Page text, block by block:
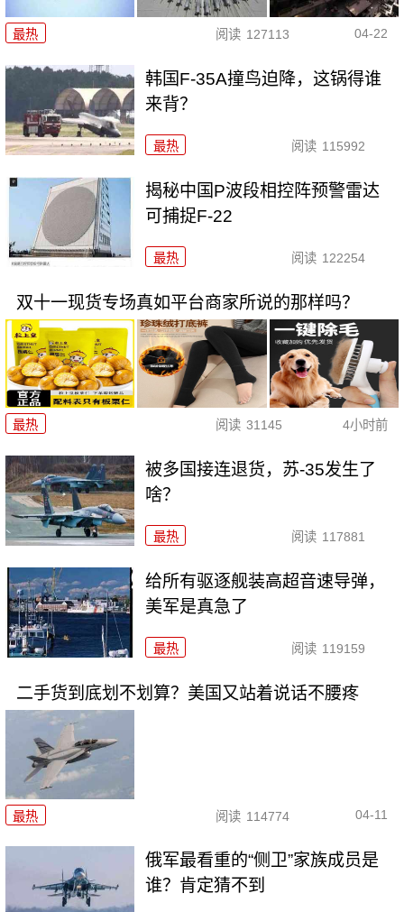
最热 阅读 127113 04-22
韩国F-35A撞鸟迫降，这锅得谁
来背？
最热 阅读 115992
揭秘中国P波段相控阵预警雷达
可捕捉F-22
最热 阅读 122254
双十一现货专场真如平台商家所说的那样吗？
最热 阅读 31145 4小时前
被多国接连退货，苏-35发生了
啥？
最热 阅读 117881
给所有驱逐舰装高超音速导弹，
美军是真急了
最热 阅读 119159
二手货到底划不划算？美国又站着说话不腰疼
最热 阅读 114774 04-11
俄军最看重的“侧卫”家族成员是
谁？肯定猜不到